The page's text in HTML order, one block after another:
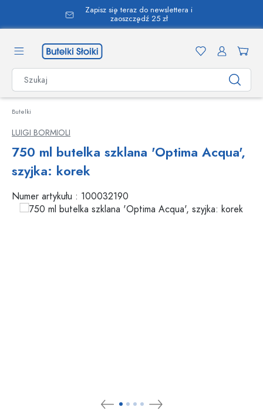
zawartości
Zapisz się teraz do newslettera i
zaoszczędź 25 zł
Butelki
LUIGI BORMIOLI
750 ml butelka szklana 'Optima Acqua',
szyjka: korek
Numer artykułu : 100032190